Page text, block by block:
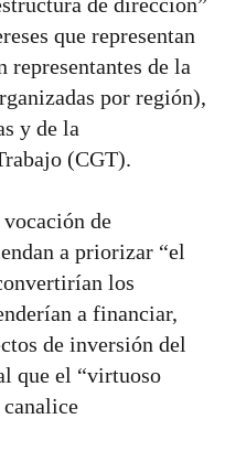
de dirección”
que representan
representantes de la
por región),
y de la
(CGT).
de
a priorizar “el
los
a financiar,
de inversión del
que el “virtuoso